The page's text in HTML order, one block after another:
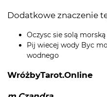
Dodatkowe znaczenie
Oczysc sie solą
Pij wiecej wody Byc
wodnego
WróżbyTarot.Online